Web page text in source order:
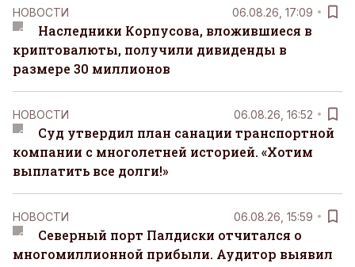
НОВОСТИ 06.08.26, 17:09
Наследники Корпусова, вложившиеся в
криптовалюты, получили дивиденды в
размере 30 миллионов
НОВОСТИ 06.08.26, 16:52
Суд утвердил план санации транспортной
компании с многолетней историей. «Хотим
выплатить все долги!»
НОВОСТИ 06.08.26, 15:59
Северный порт Палдиски отчитался о
многомиллионной прибыли. Аудитор выявил